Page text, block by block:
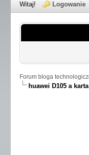
Witaj! Logowanie
Forum bloga
huawei D105 a